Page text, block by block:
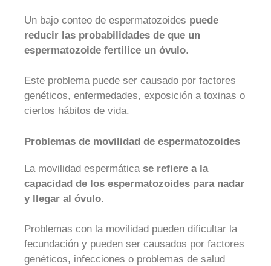
Un bajo conteo de espermatozoides puede
reducir las probabilidades de que un
espermatozoide fertilice un óvulo.
Este problema puede ser causado por factores
genéticos, enfermedades, exposición a toxinas o
ciertos hábitos de vida.
Problemas de movilidad de espermatozoides
La movilidad espermática se refiere a la
capacidad de los espermatozoides para nadar
y llegar al óvulo.
Problemas con la movilidad pueden dificultar la
fecundación y pueden ser causados por factores
genéticos, infecciones o problemas de salud